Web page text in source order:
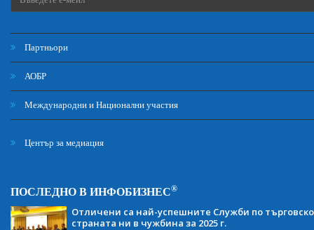
Партньори
АОБР
Международни и Национални участия
Център за медиация
ПОСЛЕДНО В ИНФОБИЗНЕС®
Отличени са най-успешните Служби по
страната ни в чужбина за 2025 г.